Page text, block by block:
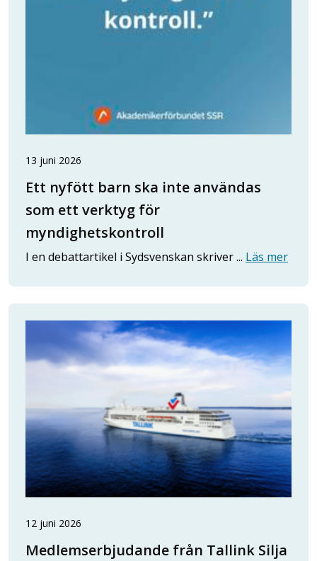
13 juni 2026
Ett nyfött barn ska inte användas
som ett verktyg för
myndighetskontroll
I en debattartikel i Sydsvenskan skriver ... Läs mer
12 juni 2026
Medlemserbjudande från Tallink Silja